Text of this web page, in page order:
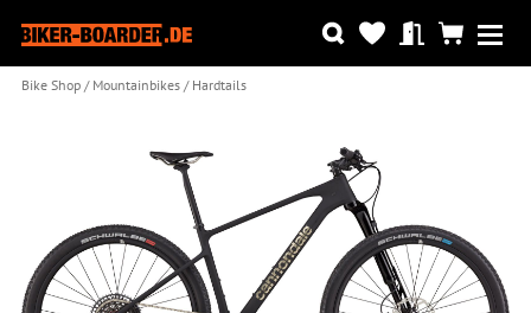
Bike Shop Mountainbikes Hardtails